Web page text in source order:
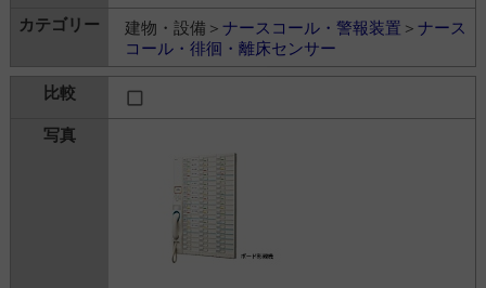
建物・設備＞ ナースコール・警報装置 ＞ ナース
コール・徘徊・離床センサー